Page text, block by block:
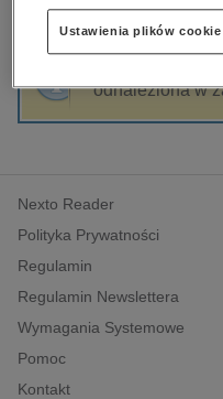
dzienniki
edukacja
hobby, sport,
komputery,
polityka,
psychologiczne
inne
popularno-naukowe
historia
Sortowanie
odnaleziona w
Nexto Reader
Polityka Prywatności
Regulamin
Regulamin Newslettera
Wymagania Systemowe
Pomoc
Kontakt
Ustawienia plików cookie